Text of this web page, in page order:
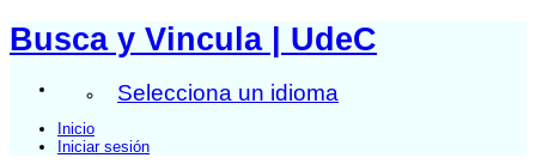
Busca y Vincula | UdeC
Selecciona un idioma
Inicio
Iniciar sesión